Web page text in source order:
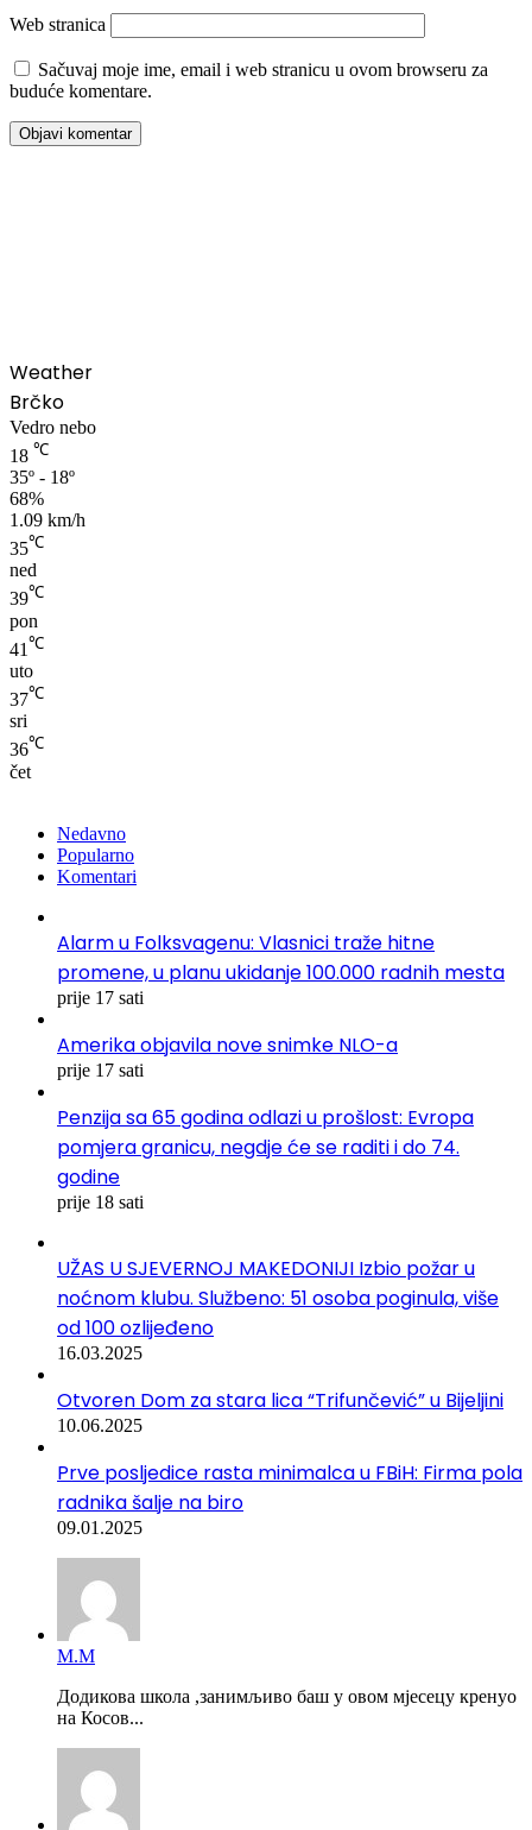
Web stranica
Sačuvaj moje ime, email i web stranicu u ovom browseru za
buduće komentare.
Weather
Brčko
Vedro nebo
18 ℃
35º - 18º
68%
1.09 km/h
35℃
ned
39℃
pon
41 ℃
uto
37℃
sri
36℃
čet
Nedavno
Popularno
Komentari
Alarm u Folksvagenu: Vlasnici traže hitne
promene, u planu ukidanje 100.000 radnih mesta
prije 17 sati
Amerika objavila nove snimke NLO-a
prije 17 sati
Penzija sa 65 godina odlazi u prošlost: Evropa
pomjera granicu, negdje će se raditi i do 74.
godine
prije 18 sati
UŽAS U SJEVERNOJ MAKEDONIJI Izbio požar u
noćnom klubu. Službeno: 51 osoba poginula, više
od 100 ozlijeđeno
16.03.2025
Otvoren Dom za stara lica “Trifunčević” u Bijeljini
10.06.2025
Prve posljedice rasta minimalca u FBiH: Firma pola
radnika šalje na biro
09.01.2025
М.М
Додикова школа ,занимљиво баш у овом мјесецу кренуо
на Косов...